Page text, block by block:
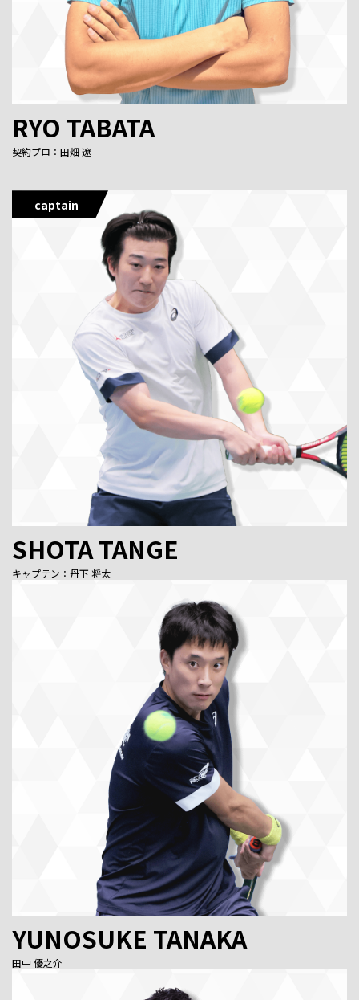
RYO TABATA
契約プロ：田畑 遼
captain
SHOTA TANGE
キャプテン：丹下 将太
YUNOSUKE TANAKA
田中 優之介